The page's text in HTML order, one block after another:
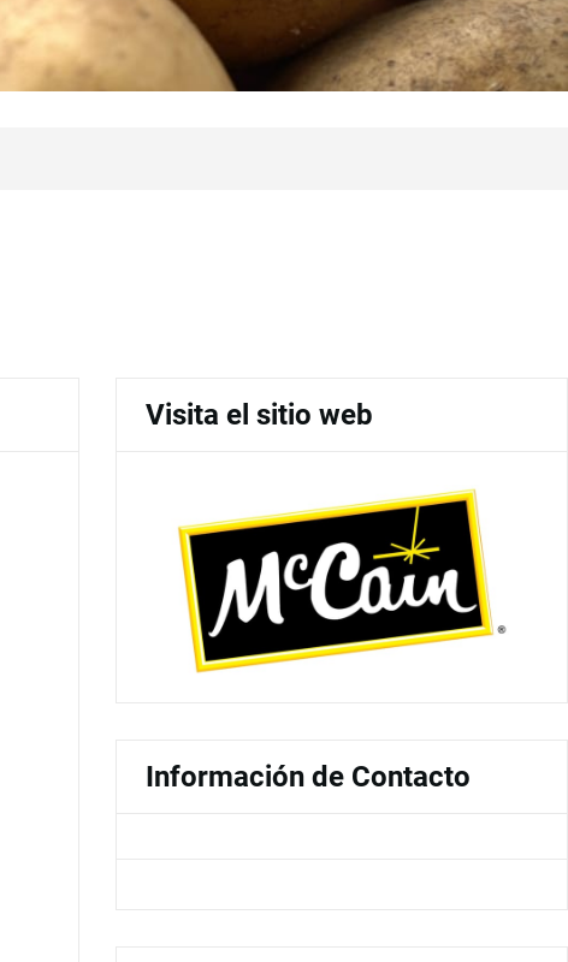
Visita el sitio web
Información de Contacto